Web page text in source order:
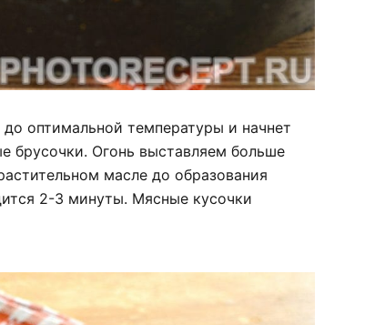
оптимальной температуры и начнет
брусочки. Огонь выставляем больше
масле до образования
2-3 минуты. Мясные кусочки